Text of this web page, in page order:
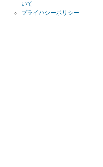
いて
プライバシーポリシー